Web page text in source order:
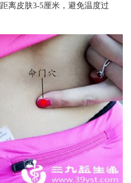
离皮肤3-5厘米，避免温度过